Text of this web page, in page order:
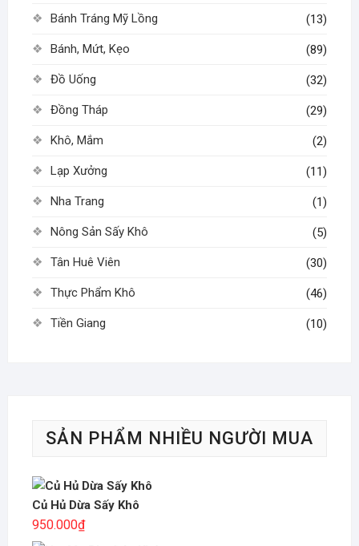
chọn
trang
trang
phẩm
Bánh Tráng Mỹ Lồng (13)
Bánh, Mứt, Kẹo (89)
Đồ Uống (32)
Đồng Tháp (29)
Khô, Mắm (2)
Lạp Xưởng (11)
Nha Trang (1)
Nông Sản Sấy Khô (5)
Tân Huê Viên (30)
Thực Phẩm Khô (46)
Tiền Giang (10)
SẢN PHẨM NHIỀU NGƯỜI MUA
Củ Hủ Dừa Sấy Khô
950.000₫